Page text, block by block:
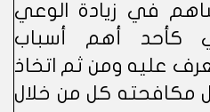
في زيادة الوعي
كأحد أهم أسباب
عليه ومن ثم اتخاذ
مكافحته كل من خلال